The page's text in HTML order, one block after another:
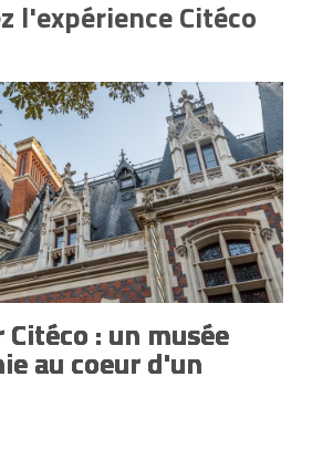
l'expérience Citéco
: un musée
au coeur d'un